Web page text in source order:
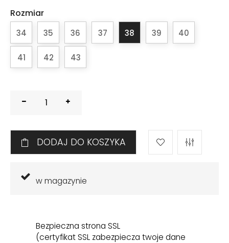
Rozmiar
34 35 36 37 38 39 40
41 42 43
DODAJ DO KOSZYKA
w magazynie
Bezpieczna strona SSL
(certyfikat SSL zabezpiecza twoje dane